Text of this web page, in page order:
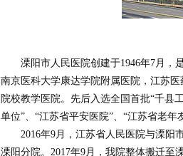
溧阳市人民医院创建于1946年7月，
南京医科大学康达学院附属医院，江苏
院校教学医院。先后入选全国首批“千县
单位”、“江苏省平安医院”、“江苏省老年
2016年9月，江苏省人民医院与溧阳
溧阳分院。2017年9月，我院整体搬迁至